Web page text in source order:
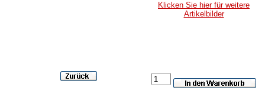
Klicken Sie hier für weitere
Artikelbilder